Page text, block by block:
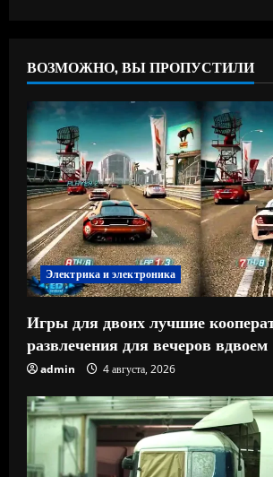
ВОЗМОЖНО, ВЫ ПРОПУСТИЛИ
Электрика и электроника
Игры для двоих лучшие
развлечения для вечеров вдвоем
admin 4 августа, 2026